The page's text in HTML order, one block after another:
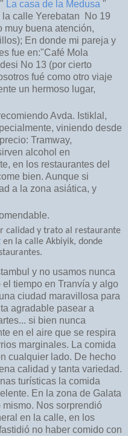
La casa de la Medusa "
la calle Yerebatan No 19
muy buena atención,
En donde mi pareja y
fue en:"Café Mola
No 13 (por cierto
fué como otro viaje
un hermoso lugar,
Avda. Istiklal,
viniendo desde
Tramway,
alcohol en
en los restaurantes del
bien. Aunque si
a la zona asiática, y
calidad y trato al restaurante
en la calle Akbiyik, donde
y no usamos nunca
tiempo en Tranvía y algo
ciudad maravillosa para
agradable pasear a
si bien nunca
en el aire que se respira
marginales. La comida
cualquier lado. De hecho
calidad y tanta variedad.
turísticas la comida
En la zona de Galata
mismo. Nos sorprendió
en la calle, en los
no haber comido con